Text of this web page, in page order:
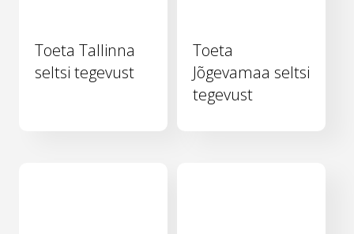
Toeta Tallinna
seltsi tegevust
Toeta
Jõgevamaa seltsi
tegevust